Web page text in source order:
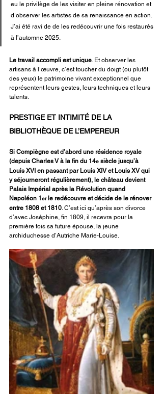
eu le privilège de les visiter en pleine rénovation et
d’observer les artistes de sa renaissance en action.
J’ai été ravi de de les redécouvrir une fois restaurés
à l’automne 2025.
Le travail accompli est unique. Et observer les
artisans à l’œuvre, c’est toucher du doigt (ou plutôt
des yeux) le patrimoine vivant exceptionnel que
représentent leurs gestes, leurs techniques et leurs
talents.
PRESTIGE ET INTIMITÉ DE LA
BIBLIOTHÈQUE DE L’EMPEREUR
Si Compiègne est d’abord une résidence royale
(depuis Charles V à la fin du 14e siècle jusqu’à
Louis XVI en passant par Louis XIV et Louis XV qui
y séjourneront régulièrement), le château devient
Palais Impérial après la Révolution quand
Napoléon 1 er le redécouvre et décide de le rénover
entre 1808 et 1810. C’est ici qu’après son divorce
d’avec Joséphine, fin 1809, il recevra pour la
première fois sa future épouse, la jeune
archiduchesse d’Autriche Marie-Louise.